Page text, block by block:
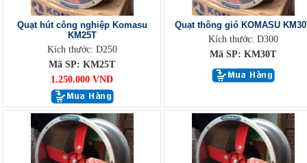
Quạt hút công nghiệp Komasu
KM25T
Kích thước: D250
Mã SP: KM25T
1.250.000 VND
Quạt thông gió KOMASU
Kích thước: D300
Mã SP: KM30T